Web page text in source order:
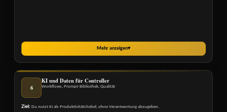
Mehr anzeigen▾
6
KI und Daten für Controller
Workflows, Prompt-Bibliothek, Qualität
Ziel: Du nutzt KI als Produktivitätshebel, ohne Verantwortung abzugeben.